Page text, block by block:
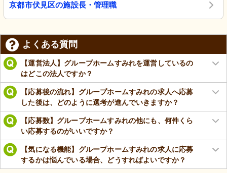
京都市伏見区の施設長・管理職
よくある質問
【運営法人】グループホームすみれを運営しているの
はどこの法人ですか？
【応募後の流れ】グループホームすみれの求人へ応募
した後は、どのように選考が進んでいきますか？
【応募数】グループホームすみれの他にも、何件くら
い応募するのがいいですか？
【気になる機能】グループホームすみれの求人に応募
するかは悩んでいる場合、どうすればよいですか？